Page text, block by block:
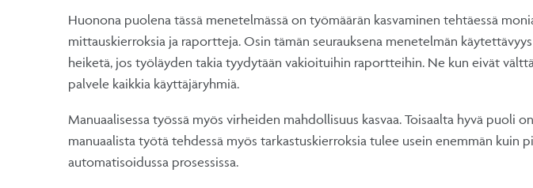
Huonona puolena tässä menetelmässä on työmäärän kasvaminen tehtäessä
mittauskierroksia ja raportteja. Osin tämän seurauksena menetelmän
heiketä, jos työläyden takia tyydytään vakioituihin raportteihin. Ne kun eivät
palvele kaikkia käyttäjäryhmiä.
Manuaalisessa työssä myös virheiden mahdollisuus kasvaa. Toisaalta hyvä puoli
manuaalista työtä tehdessä myös tarkastuskierroksia tulee usein enemmän kuin
automatisoidussa prosessissa.